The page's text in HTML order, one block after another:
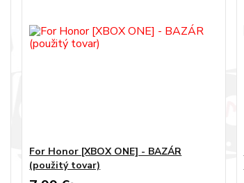
For Honor [XBOX ONE] - BAZÁR
(použitý tovar)